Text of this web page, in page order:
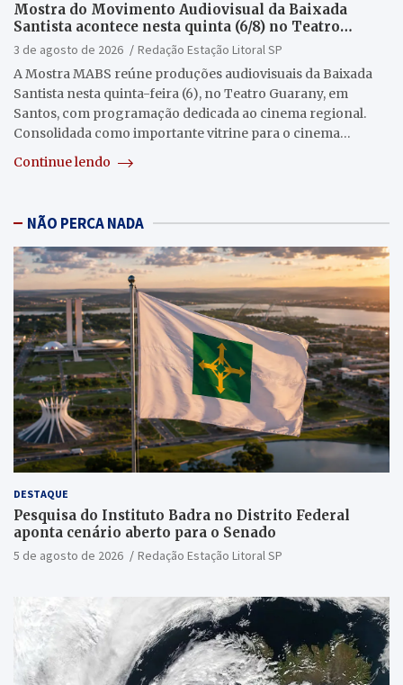
Mostra do Movimento Audiovisual da Baixada
Santista acontece nesta quinta (6/8) no Teatro
Guarany
3 de agosto de 2026
Redação Estação Litoral SP
A Mostra MABS reúne produções audiovisuais da Baixada
Santista nesta quinta-feira (6), no Teatro Guarany, em
Santos, com programação dedicada ao cinema regional.
Consolidada como importante vitrine para o cinema…
Continue lendo
NÃO PERCA NADA
DESTAQUE
Pesquisa do Instituto Badra no Distrito Federal
aponta cenário aberto para o Senado
5 de agosto de 2026 Redação Estação Litoral SP